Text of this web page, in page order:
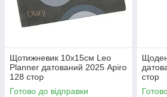
Щотижневик 10х15см Leo
Planner датований 2025 Apiro
128 стор
Готово до відправки
стор